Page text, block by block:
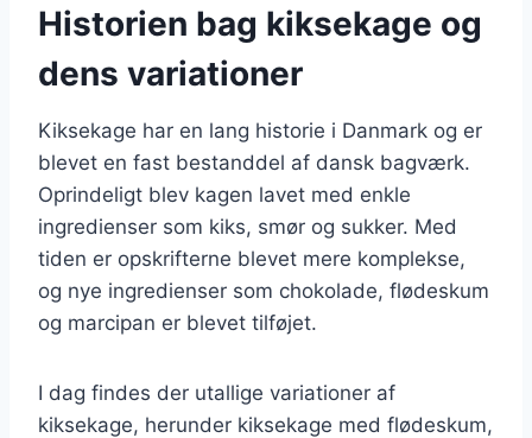
Historien bag kiksekage og
dens variationer
Kiksekage har en lang historie i Danmark og er
blevet en fast bestanddel af dansk bagværk.
Oprindeligt blev kagen lavet med enkle
ingredienser som kiks, smør og sukker. Med
tiden er opskrifterne blevet mere komplekse,
og nye ingredienser som chokolade, flødeskum
og marcipan er blevet tilføjet.
I dag findes der utallige variationer af
kiksekage, herunder kiksekage med flødeskum,